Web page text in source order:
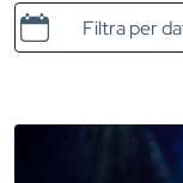
Data e ora di fine